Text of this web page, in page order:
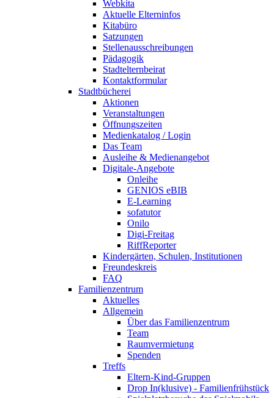
Webkita
Aktuelle Elterninfos
Kitabüro
Satzungen
Stellenausschreibungen
Pädagogik
Stadtelternbeirat
Kontaktformular
Stadtbücherei
Aktionen
Veranstaltungen
Öffnungszeiten
Medienkatalog / Login
Das Team
Ausleihe & Medienangebot
Digitale-Angebote
Onleihe
GENIOS eBIB
E-Learning
sofatutor
Onilo
Digi-Freitag
RiffReporter
Kindergärten, Schulen, Institutionen
Freundeskreis
FAQ
Familienzentrum
Aktuelles
Allgemein
Über das Familienzentrum
Team
Raumvermietung
Spenden
Treffs
Eltern-Kind-Gruppen
Drop In(klusive) - Familienfrühstück